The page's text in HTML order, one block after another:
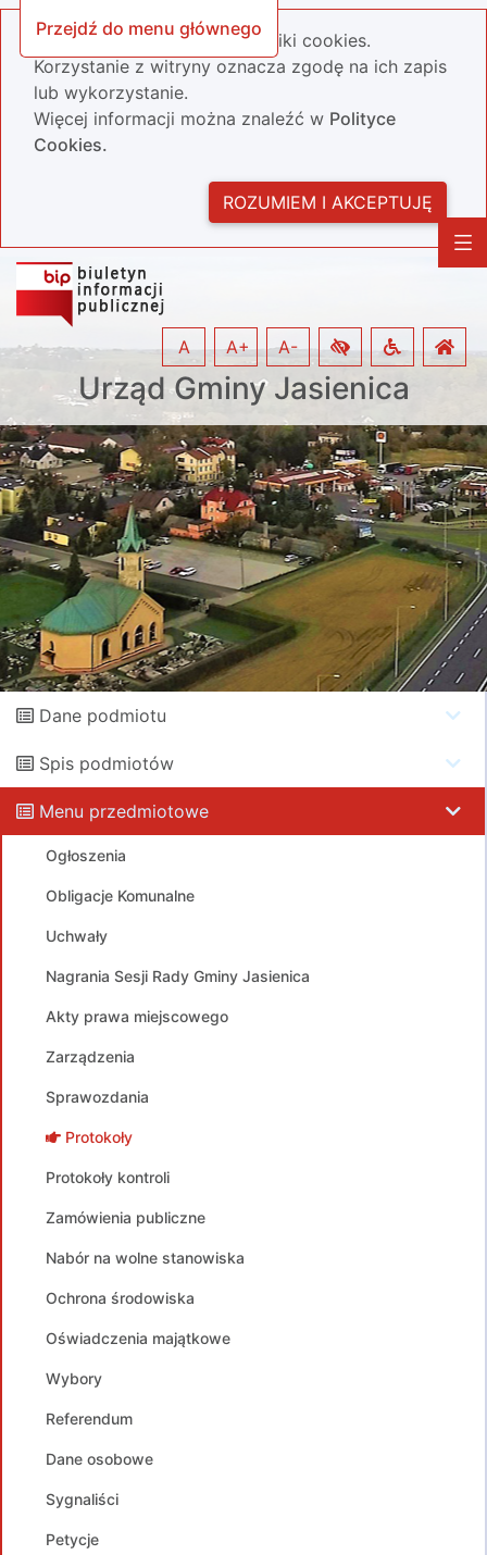
Przejdź do menu głównego
Nasza strona wykorzystuje pliki cookies.
Korzystanie z witryny oznacza zgodę na ich zapis
lub wykorzystanie.
Więcej informacji można znaleźć w Polityce
Cookies.
ROZUMIEM I AKCEPTUJĘ
Urząd Gminy Jasienica
A A+ A-
Dane podmiotu
Spis podmiotów
Menu przedmiotowe
Ogłoszenia
Obligacje Komunalne
Uchwały
Nagrania Sesji Rady Gminy Jasienica
Akty prawa miejscowego
Zarządzenia
Sprawozdania
Protokoły
Protokoły kontroli
Zamówienia publiczne
Nabór na wolne stanowiska
Ochrona środowiska
Oświadczenia majątkowe
Wybory
Referendum
Dane osobowe
Sygnaliści
Petycje